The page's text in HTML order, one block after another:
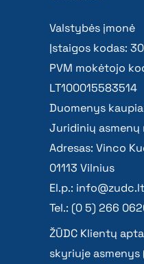
Valstybės įmonė
Įstaigos kodas:
PVM mokėtojo
LT100015583514
Duomenys
Juridinių asmenų
Adresas: Vinco
01113 Vilnius
El.p.: info@zudc.lt
Tel.: (0 5) 266
ŽŪDC Klientų
skyriuje